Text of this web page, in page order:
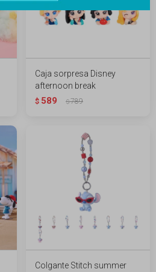
Caja sorpresa Disney
afternoon break
$ 589 $789
Colgante Stitch summer